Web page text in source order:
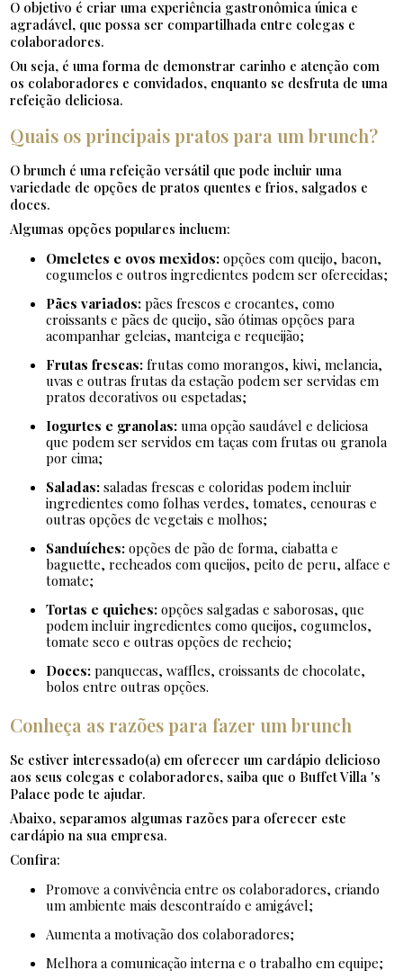
O objetivo é criar uma experiência gastronômica única e
agradável, que possa ser compartilhada entre colegas e
colaboradores.
Ou seja, é uma forma de demonstrar carinho e atenção com
os colaboradores e convidados, enquanto se desfruta de uma
refeição deliciosa.
Quais os principais pratos para um brunch?
O brunch é uma refeição versátil que pode incluir uma
variedade de opções de pratos quentes e frios, salgados e
doces.
Algumas opções populares incluem:
Omeletes e ovos mexidos: opções com queijo, bacon,
cogumelos e outros ingredientes podem ser oferecidas;
Pães variados: pães frescos e crocantes, como
croissants e pães de queijo, são ótimas opções para
acompanhar geleias, manteiga e requeijão;
Frutas frescas:frutas como morangos, kiwi, melancia,
uvas e outras frutas da estação podem ser servidas em
pratos decorativos ou espetadas;
Iogurtes e granolas: uma opção saudável e deliciosa
que podem ser servidos em taças com frutas ou granola
por cima;
Saladas: saladas frescas e coloridas podem incluir
ingredientes como folhas verdes, tomates, cenouras e
outras opções de vegetais e molhos;
Sanduíches:opções de pão de forma, ciabatta e
baguette, recheados com queijos, peito de peru, alface e
tomate;
Tortas e quiches:opções salgadas e saborosas, que
podem incluir ingredientes como queijos, cogumelos,
tomate seco e outras opções de recheio;
Doces: panquecas, waffles, croissants de chocolate,
bolos entre outras opções.
Conheça as razões para fazer um brunch
Se estiver interessado(a) em oferecer um cardápio delicioso
aos seus colegas e colaboradores, saiba que o Buffet Villa 's
Palace pode te ajudar.
Abaixo, separamos algumas razões para oferecer este
cardápio na sua empresa.
Confira:
Promove a convivência entre os colaboradores, criando
um ambiente mais descontraído e amigável;
Aumenta a motivação dos colaboradores;
Melhora a comunicação interna e o trabalho em equipe;